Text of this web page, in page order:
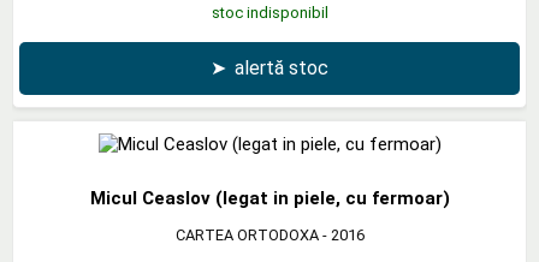
stoc indisponibil
➤ alertă stoc
Micul Ceaslov (legat in piele, cu fermoar)
CARTEA ORTODOXA- 2016